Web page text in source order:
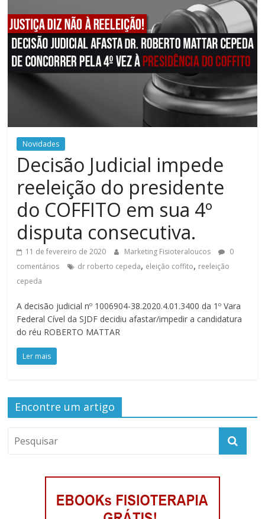
Novidades
Decisão Judicial impede
reeleição do presidente
do COFFITO em sua 4º
disputa consecutiva.
11 de fevereiro de 2020 Marketing Fisioteraloucos
0
comentários
dr roberto cepeda, eleição coffito, reeleição
cepeda
A decisão judicial nº 1006904-38.2020.4.01.3400 da 1º Vara
Federal Cível da SJDF decidiu afastar/impedir a candidatura
do réu ROBERTO MATTAR
Ler mais
Encontre um artigo